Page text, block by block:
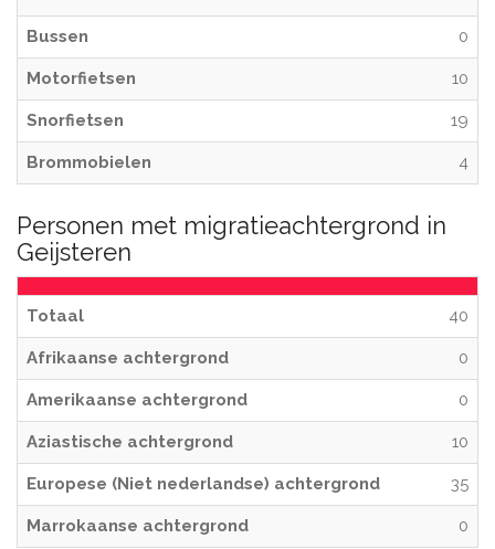
Bussen 0
Motorfietsen 10
Snorfietsen 19
Brommobielen 4
Personen met migratieachtergrond in
Geijsteren
Totaal 40
Afrikaanse achtergrond 0
Amerikaanse achtergrond 0
Aziastische achtergrond 10
Europese (Niet nederlandse) achtergrond 35
Marrokaanse achtergrond 0